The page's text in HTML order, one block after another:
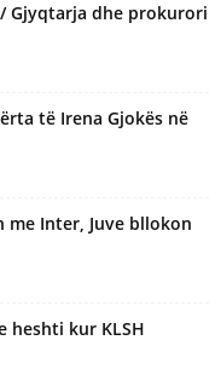
Gjyqtarja dhe prokurori
të Irena Gjokës në
me Inter, Juve bllokon
heshti kur KLSH